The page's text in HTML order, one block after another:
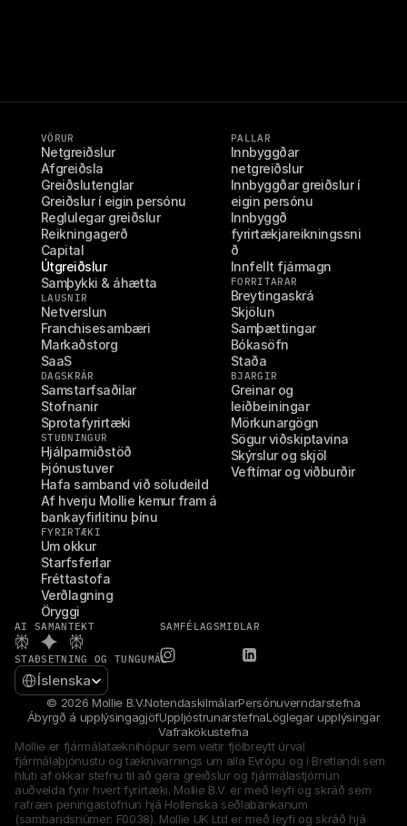
VÖRUR
Netgreiðslur
Afgreiðsla
Greiðslutenglar
Greiðslur í eigin persónu
Reglulegar greiðslur
Reikningagerð
Capital
Útgreiðslur
Samþykki & áhætta
LAUSNIR
Netverslun
Franchisesambæri
Markaðstorg
SaaS
DAGSKRÁR
Samstarfsaðilar
Stofnanir
Sprotafyrirtæki
STUÐNINGUR
Hjálparmiðstöð
Þjónustuver
Hafa samband við söludeild
Af hverju Mollie kemur fram á
bankayfirlitinu þínu
FYRIRTÆKI
Um okkur
Starfsferlar
Fréttastofa
Verðlagning
Öryggi
PALLAR
Innbyggðar
netgreiðslur
Innbyggðar greiðslur í
eigin persónu
Innbyggð
fyrirtækjareikningssni
ð
Innfellt fjármagn
FORRITARAR
Breytingaskrá
Skjölun
Samþættingar
Bókasöfn
Staða
BJARGIR
Greinar og
leiðbeiningar
Mörkunargögn
Sögur viðskiptavina
Skýrslur og skjöl
Veftímar og viðburðir
AI SAMANTEKT SAMFÉLAGSMIÐLAR
STAÐSETNING OG TUNGUMÁL
Select Language
Íslenska
© 2026 Mollie B.V.NotendaskilmálarPersónuverndarstefna
Ábyrgð á upplýsingagjöfUppljóstrunarstefnaLöglegar upplýsingar
Vafrakökustefna
Mollie er fjármálatæknihópur sem veitir fjölbreytt úrval
fjármálaþjónustu og tæknivarnings um alla Evrópu og í Bretlandi sem
hluti af okkar stefnu til að gera greiðslur og fjármálastjórnun
auðvelda fyrir hvert fyrirtæki. Mollie B.V. er með leyfi og skráð sem
rafræn peningastofnun hjá Hollenska seðlabankanum
(sambandsnúmer: F0038). Mollie UK Ltd er með leyfi og skráð hjá